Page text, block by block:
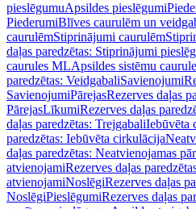
pieslēgumuApsildes pieslēgumi
PiederumiBlīves caurulēm un
caurulēmStiprinājumi caurulēm
daļas paredzētas: Stiprinājumi
caurules MLApsildes sistēmu
paredzētas: VeidgabaliSavienojumi
SavienojumiPārejasRezerves daļas
PārejasLīkumiRezerves daļas
daļas paredzētas: TrejgabaliIebūvēta
paredzētas: Iebūvēta cirkulācija
daļas paredzētas: Neatvienojamas
atvienojamiRezerves daļas
atvienojamiNoslēgiRezerves daļas
NoslēgiPieslēgumiRezerves daļas